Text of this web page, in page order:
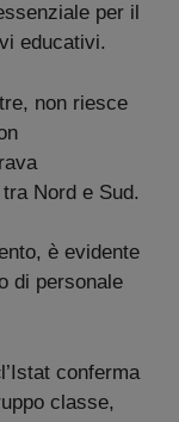
per il
educativi.
non riesce
Nord e Sud.
è evidente
di personale
conferma
classe,